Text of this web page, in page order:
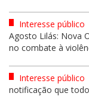
Interesse público
Agosto Lilás: Nova
no combate à
Interesse público
notificação que